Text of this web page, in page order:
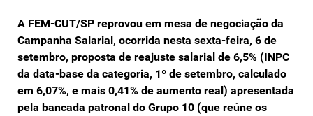
A FEM-CUT/SP reprovou em mesa de negociação da
Campanha Salarial, ocorrida nesta sexta-feira, 6 de
setembro, proposta de reajuste salarial de 6,5% (INPC
da data-base da categoria, 1º de setembro, calculado
em 6,07%, e mais 0,41% de aumento real) apresentada
pela bancada patronal do Grupo 10 (que reúne os